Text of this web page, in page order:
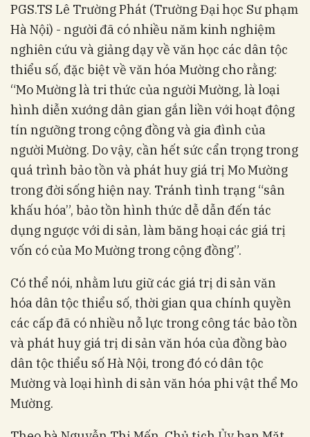
PGS.TS Lê Trường Phát (Trường Đại học Sư phạm
Hà Nội) - người đã có nhiều năm kinh nghiệm
nghiên cứu và giảng dạy về văn học các dân tộc
thiểu số, đặc biệt về văn hóa Mường cho rằng:
“Mo Mường là tri thức của người Mường, là loại
hình diễn xướng dân gian gắn liền với hoạt động
tín ngưỡng trong cộng đồng và gia đình của
người Mường. Do vậy, cần hết sức cẩn trọng trong
quá trình bảo tồn và phát huy giá trị Mo Mường
trong đời sống hiện nay. Tránh tình trạng “sân
khấu hóa”, bảo tồn hình thức dễ dẫn đến tác
dụng ngược với di sản, làm băng hoại các giá trị
vốn có của Mo Mường trong cộng đồng”.
Có thể nói, nhằm lưu giữ các giá trị di sản văn
hóa dân tộc thiểu số, thời gian qua chính quyền
các cấp đã có nhiều nỗ lực trong công tác bảo tồn
và phát huy giá trị di sản văn hóa của đồng bào
dân tộc thiểu số Hà Nội, trong đó có dân tộc
Mường và loại hình di sản văn hóa phi vật thể Mo
Mường.